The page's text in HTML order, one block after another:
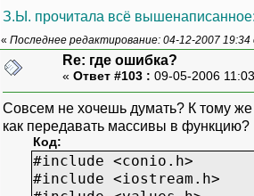
clrscr ();
int
int res;
res=calc (massa);
cout<<"\n";
for (int i=0; i<3; i++)
for (int j=0; j<4;
{
cout<<" ";
З.Ы. прочитала всё
« Последнее редактирование: 04-12-2007
Re: где ошибка?
« Ответ #103 : 09-05-2006
Совсем не хочешь думать? К тому
как передавать массивы в
Код:
#include <conio.h>
#include <iostream.h>